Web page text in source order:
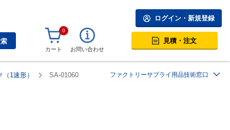
ログイン・新規登録
0
カート お問い合わせ
見積・注文
1速形） SA-01060 ファクトリーサプライ用品技術窓口